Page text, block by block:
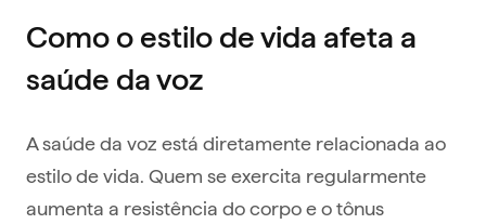
Como o estilo de vida afeta a
saúde da voz
A saúde da voz está diretamente relacionada ao
estilo de vida. Quem se exercita regularmente
aumenta a resistência do corpo e o tônus